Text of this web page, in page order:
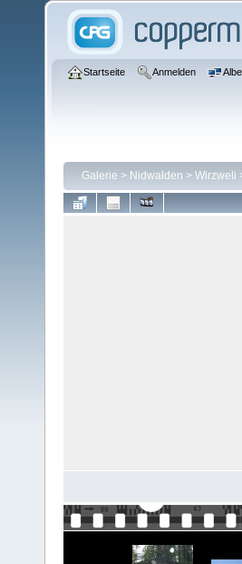
Startseite Anmelden
Galerie > Nidwalden > Wirzweli